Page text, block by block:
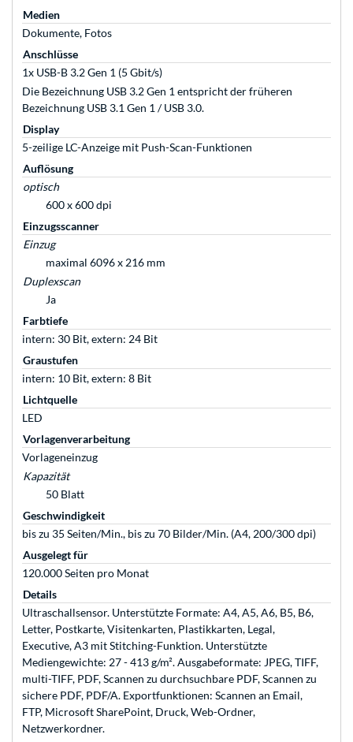
Medien
Dokumente, Fotos
Anschlüsse
1x USB-B 3.2 Gen 1 (5 Gbit/s)
Die Bezeichnung USB 3.2 Gen 1 entspricht der früheren
Bezeichnung USB 3.1 Gen 1 / USB 3.0.
Display
5-zeilige LC-Anzeige mit Push-Scan-Funktionen
Auflösung
optisch
600 x 600 dpi
Einzugsscanner
Einzug
maximal 6096 x 216 mm
Duplexscan
Ja
Farbtiefe
intern: 30 Bit, extern: 24 Bit
Graustufen
intern: 10 Bit, extern: 8 Bit
Lichtquelle
LED
Vorlagenverarbeitung
Vorlageneinzug
Kapazität
50 Blatt
Geschwindigkeit
bis zu 35 Seiten/Min., bis zu 70 Bilder/Min. (A4, 200/300 dpi)
Ausgelegt für
120.000 Seiten pro Monat
Details
Ultraschallsensor. Unterstützte Formate: A4, A5, A6, B5, B6,
Letter, Postkarte, Visitenkarten, Plastikkarten, Legal,
Executive, A3 mit Stitching-Funktion. Unterstützte
Mediengewichte: 27 - 413 g/m². Ausgabeformate: JPEG, TIFF,
multi-TIFF, PDF, Scannen zu durchsuchbare PDF, Scannen zu
sichere PDF, PDF/A. Exportfunktionen: Scannen an Email,
FTP, Microsoft SharePoint, Druck, Web-Ordner,
Netzwerkordner.